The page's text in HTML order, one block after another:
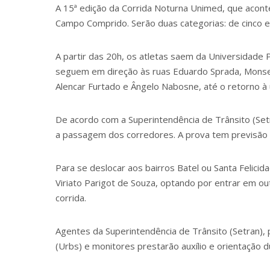
A 15ª edição da Corrida Noturna Unimed, que
Campo Comprido. Serão duas categorias: de cinco
A partir das 20h, os atletas saem da Universidade
seguem em direção às ruas Eduardo Sprada,
Alencar Furtado e Ângelo Nabosne, até o retorno
De acordo com a Superintendência de Trânsito
a passagem dos corredores. A prova tem
Para se deslocar aos bairros Batel ou Santa
Viriato Parigot de Souza, optando por entrar em
corrida.
Agentes da Superintendência de Trânsito (Setran),
(Urbs) e monitores prestarão auxílio e orientação